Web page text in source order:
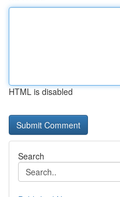
HTML is disabled
Search